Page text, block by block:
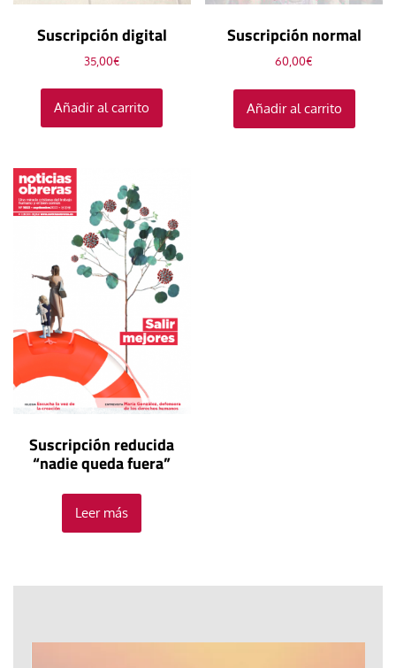
Suscripción digital
35,00€
Añadir al carrito
Suscripción normal
60,00€
Añadir al carrito
Suscripción reducida
“nadie queda fuera”
Leer más